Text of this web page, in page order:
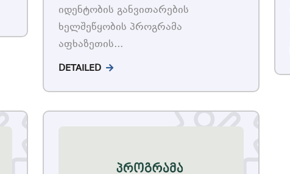
იდენტობის განვითარების
ხელშეწყობის პროგრამა
აფხაზეთის...
DETAILED